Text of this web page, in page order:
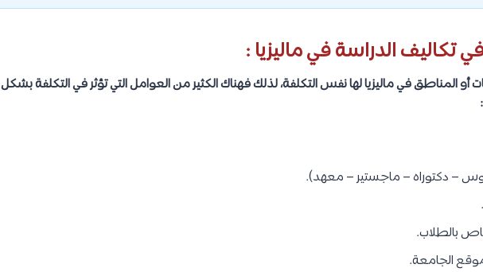
تكاليف الدراسة في ماليزيا :
أو المناطق في ماليزيا لها نفس التكلفة، لذلك فهناك الكثير من العوامل التي تؤثر في التكلفة بشكل